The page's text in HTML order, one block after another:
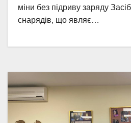
міни без підриву заряду
снарядів, що являє…